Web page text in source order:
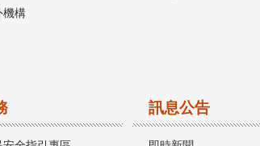
機構
訊息公告